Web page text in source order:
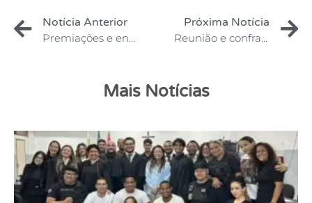
Notícia Anterior Próxima Notícia
Mais Notícias